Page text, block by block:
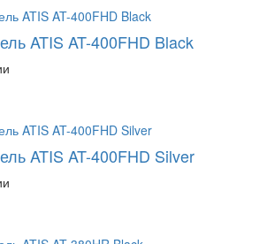
ATIS AT-400FHD Black
ATIS AT-400FHD Silver